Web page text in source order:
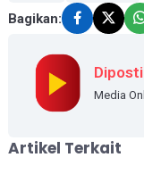
Bagikan:
Media
Artikel Terkait